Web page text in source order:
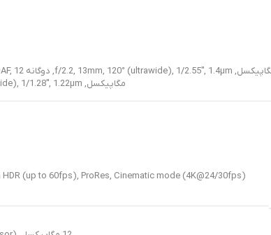
, 12 مگاپیکسل, f/2.8, 77mm (telephoto), 1/3.5″, PDAF, OIS, زوم اپتیکال 3 برابر
مگاپیکسل, f/1.8, 24mm (wide), 1/1.28″, 1.22µm, دوگانه pixel PDAF, sensor-shift OIS